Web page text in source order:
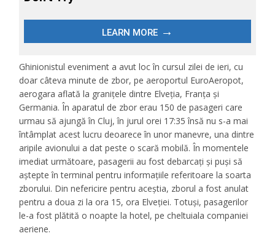
Ghinionistul eveniment a avut loc în cursul zilei de ieri, cu
doar câteva minute de zbor, pe aeroportul EuroAeropot,
aerogara aflată la granițele dintre Elveția, Franța și
Germania. În aparatul de zbor erau 150 de pasageri care
urmau să ajungă în Cluj, în jurul orei 17:35 însă nu s-a mai
întâmplat acest lucru deoarece în unor manevre, una dintre
aripile avionului a dat peste o scară mobilă. În momentele
imediat următoare, pasagerii au fost debarcați și puși să
aștepte în terminal pentru informațiile referitoare la soarta
zborului. Din nefericire pentru aceștia, zborul a fost anulat
pentru a doua zi la ora 15, ora Elveției. Totuși, pasagerilor
le-a fost plătită o noapte la hotel, pe cheltuiala companiei
aeriene.